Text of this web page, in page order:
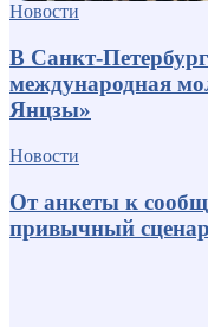
Новости
В Санкт-
международная
Янцзы»
Новости
От анкеты к
привычный